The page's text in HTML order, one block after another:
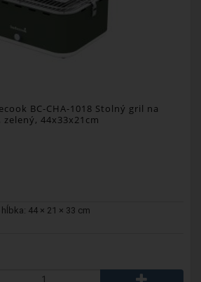
BC-CHA-1018 Stolný gril na
44x33x21cm
44 × 21 × 33 cm